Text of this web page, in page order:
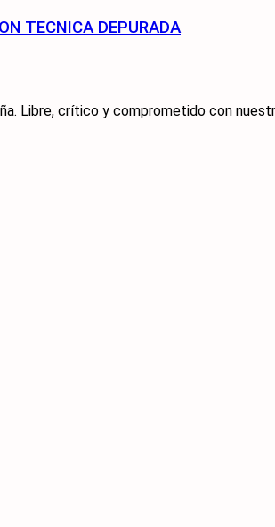
TECNICA DEPURADA
Libre, crítico y comprometido con